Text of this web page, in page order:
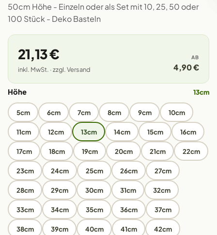
50cm Höhe - Einzeln oder als Set mit 10, 25, 50 oder
100 Stück - Deko Basteln
21,13 €
inkl. MwSt. · zzgl. Versand
AB
4,90 €
Höhe 13cm
5cm 6cm 7cm 8cm 9cm 10cm
11cm 12cm 13cm 14cm 15cm 16cm
17cm 18cm 19cm 20cm 21cm 22cm
23cm 24cm 25cm 26cm 27cm
28cm 29cm 30cm 31cm 32cm
33cm 34cm 35cm 36cm 37cm
38cm 39cm 40cm 41cm 42cm